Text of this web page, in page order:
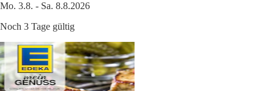
Mo. 3.8. - Sa. 8.8.2026
Noch 3 Tage gültig